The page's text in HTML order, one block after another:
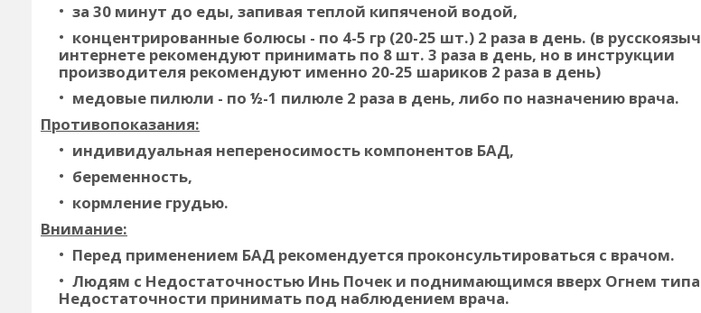
за 30 минут до еды, запивая теплой кипяченой водой,
концентрированные болюсы - по 4-5 гр (20-25 шт.) 2 раза в день. (в
интернете рекомендуют принимать по 8 шт. 3 раза в день, но в инструкции
производителя рекомендуют именно 20-25 шариков 2 раза в день)
медовые пилюли - по ½-1 пилюле 2 раза в день, либо по назначению врача.
Противопоказания:
индивидуальная непереносимость компонентов БАД,
беременность,
кормление грудью.
Внимание:
Перед применением БАД рекомендуется проконсультироваться с врачом.
Людям с Недостаточностью Инь Почек и поднимающимся вверх Огнем типа
Недостаточности принимать под наблюдением врача.